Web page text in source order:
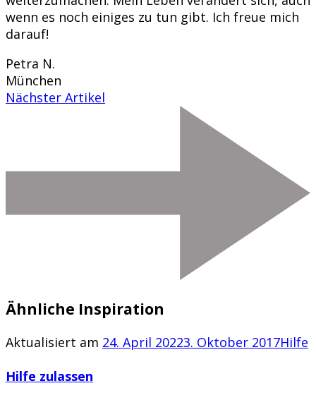
wenn es noch einiges zu tun gibt. Ich freue mich
darauf!
Petra N.
München
Nächster Artikel
Ähnliche Inspiration
Aktualisiert am 24. April 20223. Oktober 2017Hilfe
Hilfe zulassen